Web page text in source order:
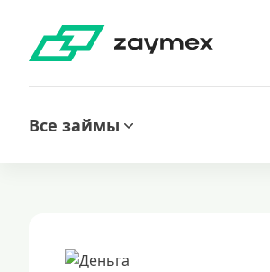
Все займы